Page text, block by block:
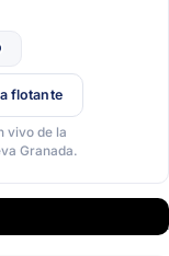
flotante
vivo de la
Granada.